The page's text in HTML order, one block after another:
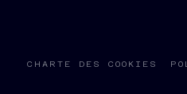
CHARTE DES COOKIES